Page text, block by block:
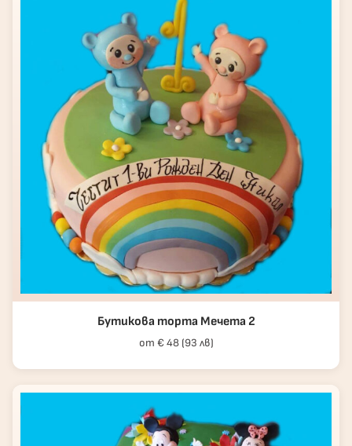
Бутикова торта Мечета 2
от € 48 (93 лв)